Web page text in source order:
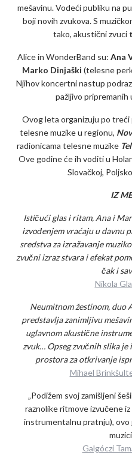
mešavinu. Vodeći publiku na
boji novih zvukova. S
tako, akustični zvuci
Alice in WonderBand su: Ana
Marko Dinjaški (telesne
Njihov koncertni nastup
pažljivo pripremanih
Ovog leta organizuju po
telesne muzike u regionu,
radionicama telesne muzike
Ove godine će ih voditi u
Slovačkoj,
IZ
Ističući glas i ritam, Ana i
izvođenjem vraćaju u davnu
sredstva za izražavanje
zvučni izraz stvara i efekat
čak i
Nikola
Neumitnom žestinom, duo
predstavlja zanimljivu
uglavnom akustične
zvuk… Opseg zvučnih slika
prostora za otkrivanje
Mihael
„Podižem svoj zamišljeni
raznolike ritmove izvučene
instrumentalnu pratnju), ovo
Galgóczi